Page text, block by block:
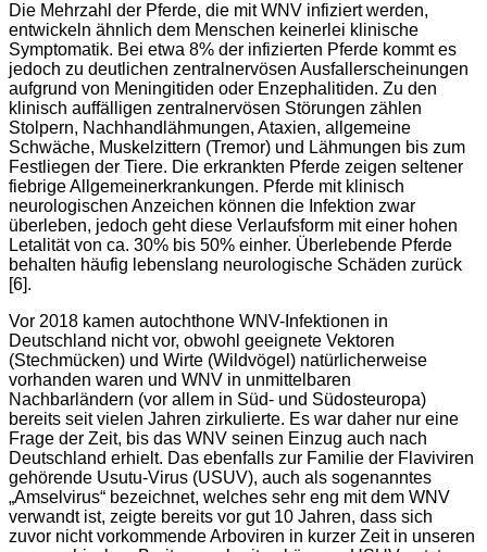
Die Mehrzahl der Pferde, die mit WNV infiziert werden,
entwickeln ähnlich dem Menschen keinerlei klinische
Symptomatik. Bei etwa 8% der infizierten Pferde kommt es
jedoch zu deutlichen zentralnervösen Ausfallerscheinungen
aufgrund von Meningitiden oder Enzephalitiden. Zu den
klinisch auffälligen zentralnervösen Störungen zählen
Stolpern, Nachhandlähmungen, Ataxien, allgemeine
Schwäche, Muskelzittern (Tremor) und Lähmungen bis zum
Festliegen der Tiere. Die erkrankten Pferde zeigen seltener
fiebrige Allgemeinerkrankungen. Pferde mit klinisch
neurologischen Anzeichen können die Infektion zwar
überleben, jedoch geht diese Verlaufsform mit einer hohen
Letalität von ca. 30% bis 50% einher. Überlebende Pferde
behalten häufig lebenslang neurologische Schäden zurück
[6].
Vor 2018 kamen autochthone WNV-Infektionen in
Deutschland nicht vor, obwohl geeignete Vektoren
(Stechmücken) und Wirte (Wildvögel) natürlicherweise
vorhanden waren und WNV in unmittelbaren
Nachbarländern (vor allem in Süd- und Südosteuropa)
bereits seit vielen Jahren zirkulierte. Es war daher nur eine
Frage der Zeit, bis das WNV seinen Einzug auch nach
Deutschland erhielt. Das ebenfalls zur Familie der Flaviviren
gehörende Usutu-Virus (USUV), auch als sogenanntes
„Amselvirus“ bezeichnet, welches sehr eng mit dem WNV
verwandt ist, zeigte bereits vor gut 10 Jahren, dass sich
zuvor nicht vorkommende Arboviren in kurzer Zeit in unseren